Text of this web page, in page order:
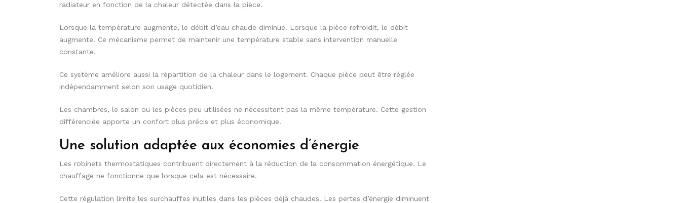
radiateur en fonction de la chaleur détectée dans la pièce.
Lorsque la température augmente, le débit d’eau chaude diminue. Lorsque la pièce refroidit, le débit
augmente. Ce mécanisme permet de maintenir une température stable sans intervention manuelle
constante.
Ce système améliore aussi la répartition de la chaleur dans le logement. Chaque pièce peut être réglée
indépendamment selon son usage quotidien.
Les chambres, le salon ou les pièces peu utilisées ne nécessitent pas la même température. Cette gestion
différenciée apporte un confort plus précis et plus économique.
Une solution adaptée aux économies d’énergie
Les robinets thermostatiques contribuent directement à la réduction de la consommation énergétique. Le
chauffage ne fonctionne que lorsque cela est nécessaire.
Cette régulation limite les surchauffes inutiles dans les pièces déjà chaudes. Les pertes d’énergie diminuent